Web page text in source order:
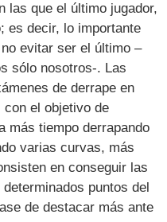
las que el último jugador,
es decir, lo importante
evitar ser el último –
sólo nosotros-. Las
de derrape en
el objetivo de
más tiempo derrapando
varias curvas, más
en conseguir las
puntos del
de destacar más ante